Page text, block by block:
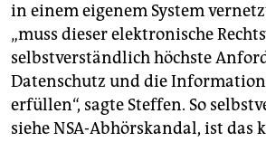
in einem eigenem System
„muss dieser elektronische
selbstverständlich höchste
Datenschutz und die
erfüllen“, sagte Steffen. So
siehe NSA-Abhörskandal, ist das